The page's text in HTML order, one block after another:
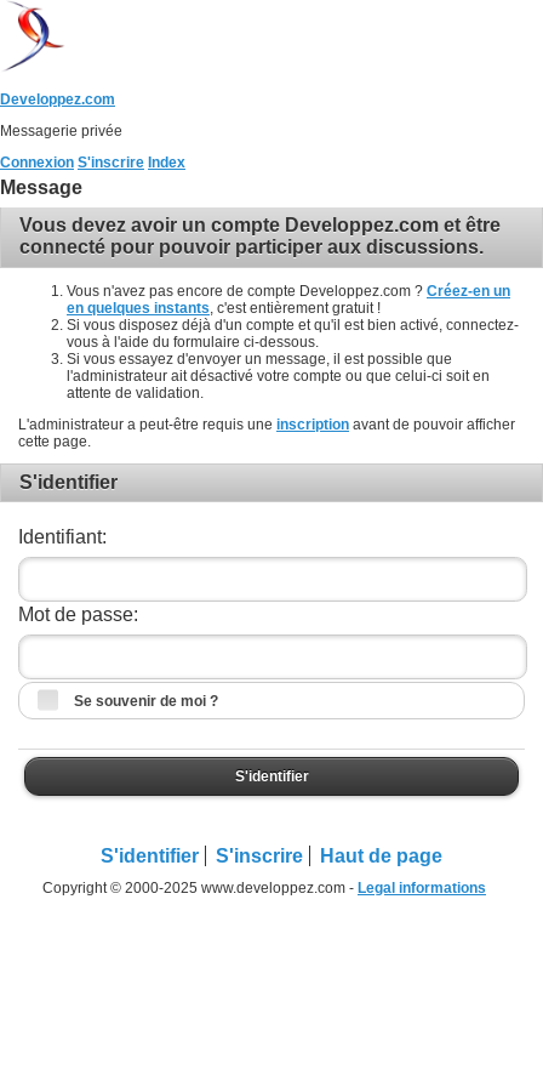
Developpez.com
Messagerie privée
Connexion S'inscrire Index
Message
Vous devez avoir un compte Developpez.com et être
connecté pour pouvoir participer aux discussions.
Vous n'avez pas encore de compte Developpez.com ? Créez-en un
en quelques instants , c'est entièrement gratuit !
Si vous disposez déjà d'un compte et qu'il est bien activé, connectez-
vous à l'aide du formulaire ci-dessous.
Si vous essayez d'envoyer un message, il est possible que
l'administrateur ait désactivé votre compte ou que celui-ci soit en
attente de validation.
L'administrateur a peut-être requis une inscription avant de pouvoir afficher
cette page.
S'identifier
Identifiant:
Mot de passe:
Se souvenir de moi ?
S'identifier
S'identifier S'inscrire Haut de page
Copyright © 2000-2025 www.developpez.com - Legal informations